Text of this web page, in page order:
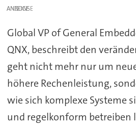
ANZEIGE
Global VP of General
QNX, beschreibt den
geht nicht mehr nur um
höhere Rechenleistung,
wie sich komplexe Systeme
und regelkonform betreiben